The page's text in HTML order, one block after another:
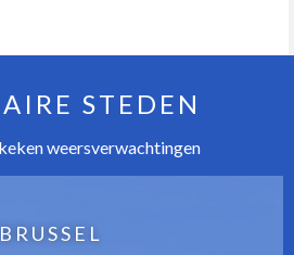
STEDEN
weersverwachtingen
BRUSSEL